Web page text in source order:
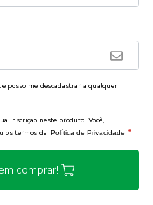
posso me descadastrar a qualquer
inscrição neste produto. Você,
os termos da Política de Privacidade *
comprar!